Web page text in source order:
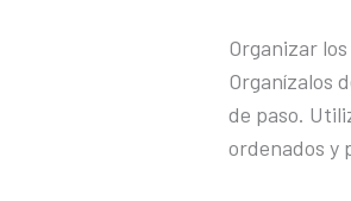
Organizar
Organízalos
de paso.
ordenados y